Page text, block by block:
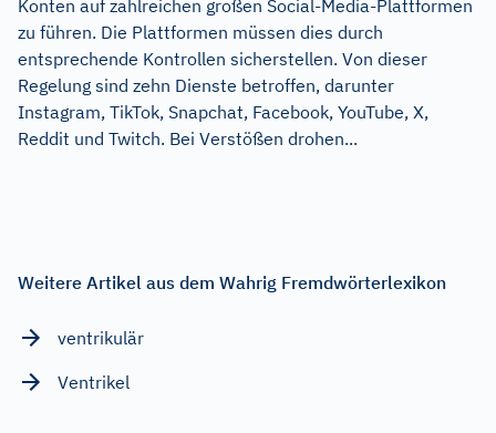
Konten auf zahlreichen großen Social-Media-Plattformen
zu führen. Die Plattformen müssen dies durch
entsprechende Kontrollen sicherstellen. Von dieser
Regelung sind zehn Dienste betroffen, darunter
Instagram, TikTok, Snapchat, Facebook, YouTube, X,
Reddit und Twitch. Bei Verstößen drohen...
Weitere Artikel aus dem Wahrig Fremdwörterlexikon
ventrikulär
Ventrikel